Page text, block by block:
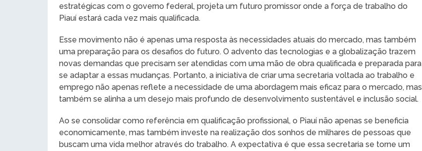
estratégicas com o governo federal, projeta um futuro promissor onde a força de trabalho do
Piauí estará cada vez mais qualificada.
Esse movimento não é apenas uma resposta às necessidades atuais do mercado, mas também
uma preparação para os desafios do futuro. O advento das tecnologias e a globalização trazem
novas demandas que precisam ser atendidas com uma mão de obra qualificada e preparada para
se adaptar a essas mudanças. Portanto, a iniciativa de criar uma secretaria voltada ao trabalho e
emprego não apenas reflete a necessidade de uma abordagem mais eficaz para o mercado, mas
também se alinha a um desejo mais profundo de desenvolvimento sustentável e inclusão social.
Ao se consolidar como referência em qualificação profissional, o Piauí não apenas se beneficia
economicamente, mas também investe na realização dos sonhos de milhares de pessoas que
buscam uma vida melhor através do trabalho. A expectativa é que essa secretaria se torne um